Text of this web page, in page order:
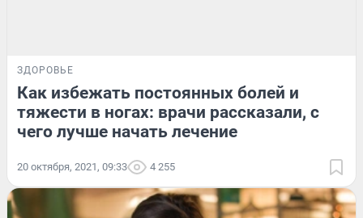
ЗДОРОВЬЕ
Как избежать постоянных болей и
тяжести в ногах: врачи рассказали, с
чего лучше начать лечение
20 октября, 2021, 09:33 4 255